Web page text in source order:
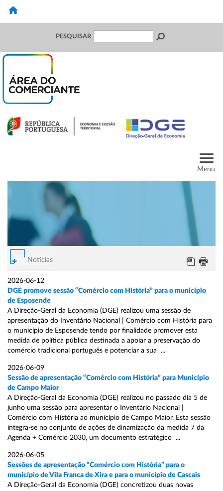
PESQUISAR
Menu
Notícias
2026-06-12
DGE promove sessão “Comércio com História” para o município
de Esposende
A Direção-Geral da Economia (DGE) realizou uma sessão de
apresentação do Inventário Nacional | Comércio com História para
o município de Esposende tendo por finalidade promover esta
medida de política pública destinada a apoiar a preservação do
comércio tradicional português e potenciar a sua ...
2026-06-09
Sessão de apresentação “Comércio com História” para Município
de Campo Maior
A Direção-Geral da Economia (DGE) realizou no passado dia 5 de
junho uma sessão para apresentar o Inventário Nacional |
Comércio com História ao município de Campo Maior. Esta sessão
integra-se no conjunto de ações de dinamização da medida 7 da
Agenda + Comércio 2030, um documento estratégico ...
2026-06-05
Sessões de apresentação “Comércio com História” para o
município de Vila Franca de Xira e para o município de Cascais
A Direção-Geral da Economia (DGE) concretizou duas novas